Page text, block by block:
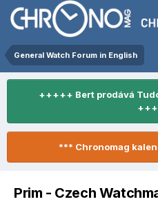
General Watch Forum in English
+++++ Bert prodává
*** Chronomag
Prim - Czech